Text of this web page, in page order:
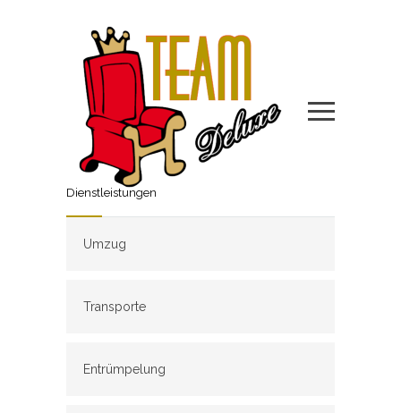
Dienstleistungen
Umzug
Transporte
Entrümpelung